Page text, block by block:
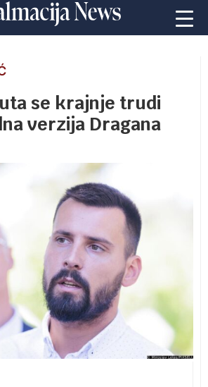
se krajnje trudi
verzija Dragana